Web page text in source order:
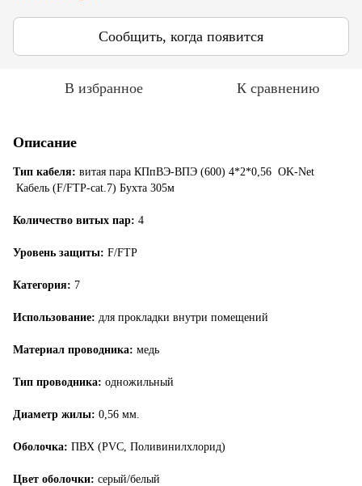
Сообщить, когда появится
В избранное К сравнению
Описание
Тип кабеля: витая пара КПпВЭ-ВПЭ (600) 4*2*0,56 OK-Net
Кабель (F/FTP-cat.7) Бухта 305м
Количество витых пар: 4
Уровень защиты: F/FTP
Категория: 7
Использование: для прокладки внутри помещений
Материал проводника: медь
Тип проводника: одножильный
Диаметр жилы: 0,56 мм.
Оболочка: ПВХ (PVC, Поливинилхлорид)
Цвет оболочки: серый/белый